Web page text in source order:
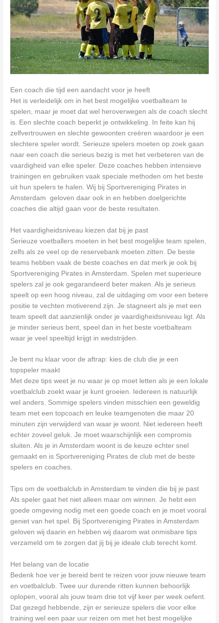
Een coach die tijd een aandacht voor je heeft
Het is verleidelijk om in het best mogelijke voetbalteam te
spelen, maar je moet dat wel heroverwegen als de coach slecht
is. Een slechte coach beperkt je ontwikkeling. In feite kan hij
zelfvertrouwen en slechte gewoonten creëren waardoor je een
slechtere speler wordt. Serieuze spelers moeten op zoek gaan
naar een coach die serieus bezig is met het verbeteren van de
vaardigheid van elke speler. Deze coaches hebben intensieve
trainingen en gebruiken vaak speciale methoden om het beste
uit hun spelers te halen. Wij bij Sportvereniging Pirates in
Amsterdam geloven daar ook in en hebben doelgerichte
coaches die altijd gaan voor de beste resultaten.
Het vaardigheidsniveau kiezen dat bij je past
Serieuze voetballers moeten in het best mogelijke team spelen,
zelfs als ze veel op de reservebank moeten zitten. De beste
teams hebben vaak de beste coaches en dat merk je ook bij
Sportvereniging Pirates in Amsterdam. Spelen met superieure
spelers zal je ook gegarandeerd beter maken. Als je serieus
speelt op een hoog niveau, zal de uitdaging om voor een betere
positie te vechten motiverend zijn. Je stagneert als je met een
team speelt dat aanzienlijk onder je vaardigheidsniveau ligt. Als
je minder serieus bent, speel dan in het beste voetbalteam
waar je veel speeltijd krijgt in wedstrijden.
Je bent nu klaar voor de aftrap: kies de club die je een
topspeler maakt
Met deze tips weet je nu waar je op moet letten als je een lokale
voetbalclub zoekt waar je kunt groeien. Iedereen is natuurlijk
wel anders. Sommige spelers vinden misschien een geweldig
team met een topcoach en leuke teamgenoten die maar 20
minuten zijn verwijderd van waar je woont. Niet iedereen heeft
echter zoveel geluk. Je moet waarschijnlijk een compromis
sluiten. Als je in Amsterdam woont is de keuze echter snel
gemaakt en is Sportvereniging Pirates de club met de beste
spelers en coaches.
Tips om de voetbalclub in Amsterdam te vinden die bij je past
Als speler gaat het niet alleen maar om winnen. Je hebt een
goede omgeving nodig met een goede coach en je moet vooral
geniet van het spel. Bij Sportvereniging Pirates in Amsterdam
geloven wij daarin en hebben wij daarom wat onmisbare tips
verzameld om te zorgen dat jij bij je ideale club terecht komt.
Het belang van de locatie
Bedenk hoe ver je bereid bent te reizen voor jouw nieuwe team
en voetbalclub. Twee uur durende ritten kunnen behoorlijk
oplopen, vooral als jouw team drie tot vijf keer per week oefent.
Dat gezegd hebbende, zijn er serieuze spelers die voor elke
training wel een paar uur reizen om met het best mogelijke